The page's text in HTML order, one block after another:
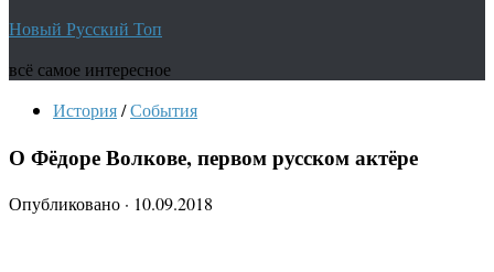
Новый Русский Топ
всё самое интересное
История/События
О Фёдоре Волкове, первом русском актёре
Опубликовано · 10.09.2018